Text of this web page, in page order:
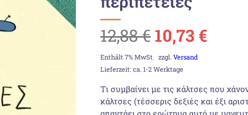
12,88€
Preis
war:
12,88 €
10,73 €
ist:
Enthält 7% MwSt. zzgl. Versand
Lieferzeit: ca. 1-2 Werktage
Tι συμβαίνει με τις κάλτσες που
κάλτσες (τέσσερις δεξιές και έξι